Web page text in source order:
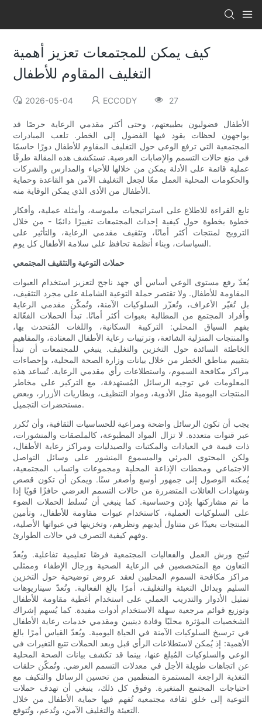
كيف يمكن للمجتمعات تعزيز أهمية
التغليف المقاوم للأطفال
2026-05-04 ECCODY 27
الأطفال فضوليون بطبيعتهم، وحتى أكثر مقدمي الرعاية حرصًا قد
يواجهون لحظات يقود فيها الفضول إلى الخطر. تلعب المبادرات
المجتمعية التي ترفع الوعي حول التغليف المقاوم للأطفال دورًا حاسمًا
في منع حالات التسمم والإصابات العرضية. تستكشف هذه المقالة طرقًا
عملية قائمة على الأدلة يمكن من خلالها للأحياء والمدارس والشركات
والحكومات المحلية العمل معًا لجعل التغليف الآمن هو القاعدة وحماية
الأطفال من الأذى الذي يمكن الوقاية منه.
تابع القراءة للاطلاع على استراتيجيات ملموسة، وأمثلة عملية، وأفكار
خطوة بخطوة حول كيفية إحداث المجتمعات تغييرًا دائمًا - من خلال
الترويج لمنتجات أكثر أمانًا، وتثقيف مقدمي الرعاية، والتأثير على
السياسات، وبناء أنظمة تحافظ على سلامة الأطفال كل يوم.
حملات التوعية والتثقيف المجتمعي
يُعدّ رفع مستوى الوعي أساس أي جهد ناجح لتعزيز استخدام العبوات
المقاومة للأطفال. ولا تقتصر حملة التوعية الشاملة على مجرد التثقيف،
بل تُغيّر الأعراف، وتُعزّز السلوكيات الآمنة، وتُمكّن مقدمي الرعاية
وأفراد المجتمع من المطالبة بعبوات أكثر أمانًا. تبدأ الحملات الفعّالة
بفهم السياق المحلي: التركيبة السكانية، واللغات المُتحدث بها،
والمنتجات المنزلية الشائعة، وترتيبات رعاية الأطفال المعتادة، والمفاهيم
الخاطئة السائدة حول التخزين والتغليف. ينبغي للمجتمعات أن تبدأ
بتقييم مناطق الخطر من خلال بيانات وزارة الصحة المحلية، وإحصاءات
مراكز مكافحة السموم، واستطلاعات رأي مقدمي الرعاية. تُساعد هذه
المعلومات في توجيه الرسائل المُستهدفة، مع التركيز على مخاطر
المنتجات اليومية مثل الأدوية، ومواد التنظيف، وبطاريات الأزرار، وبعض
مستحضرات التجميل.
يجب أن تكون الرسائل واضحة ومراعية للحساسيات الثقافية، وأن تُكرر
عبر قنوات متعددة. لا تزال المواد المطبوعة، كالملصقات والمنشورات،
ذات قيمة في العيادات والمكتبات والصيدليات ومراكز رعاية الأطفال،
ولكن المحتوى المرئي والمسموع المنشور على وسائل التواصل
الاجتماعي ومحطات الإذاعة المحلية ومجموعات واتساب المجتمعية،
يُمكنه الوصول إلى جمهور أوسع وأصغر سنًا. ويمكن أن تكون قصص
وشهادات العائلات المتضررة من حالات التسمم العرضي حافزًا قويًا إذا
ما تم مشاركتها بإذن وحساسية. كما ينبغي أن تُسلط الحملات الضوء
على السلوكيات العملية، كاستخدام عبوات مقاومة للأطفال، وتأمين
المنتجات بعيدًا عن متناول أيديهم ونظرهم، وتخزينها في عبواتها الأصلية،
وفهم كيفية التصرف في حالات الطوارئ.
تُتيح ورش العمل والفعاليات المجتمعية فرصًا تعليمية تفاعلية. ويُعدّ
التعاون مع المتخصصين في الرعاية الصحية ورجال الإطفاء وممثلي
مراكز مكافحة السموم المحليين لعقد عروض توضيحية حول التخزين
السليم وبدائل التعبئة والتغليف، أمرًا بالغ الفعالية. وتُعدّ سيناريوهات
تمثيل الأدوار والتدريب العملي على استخدام أغطية مقاومة للأطفال
وتوزيع قوائم مرجعية سهلة الاستخدام أدوات مفيدة. كما يُسهم إشراك
الشخصيات المؤثرة محليًا وقادة دينيين ومقدمي خدمات رعاية الأطفال
في ترسيخ السلوكيات الآمنة في الحياة اليومية. ويُعدّ القياس أمرًا بالغ
الأهمية: إذ يُمكن لاستطلاعات الرأي قبل وبعد الحملات تتبع التغيرات في
الوعي والسلوكيات المُبلغ عنها، بينما قد تكشف بيانات الصحة المحلية
عن اتجاهات طويلة الأجل في معدلات التسمم العرضي. وتُمكّن حلقات
التغذية الراجعة المستمرة المنظمين من تحسين الرسائل والتكيف مع
احتياجات المجتمع المتغيرة. وفوق كل ذلك، ينبغي أن تهدف حملات
التوعية إلى خلق ثقافة مجتمعية تُفهم فيها حماية الأطفال من خلال
التعبئة والتغليف الآمن، وتُدعم، وتُتوقع.